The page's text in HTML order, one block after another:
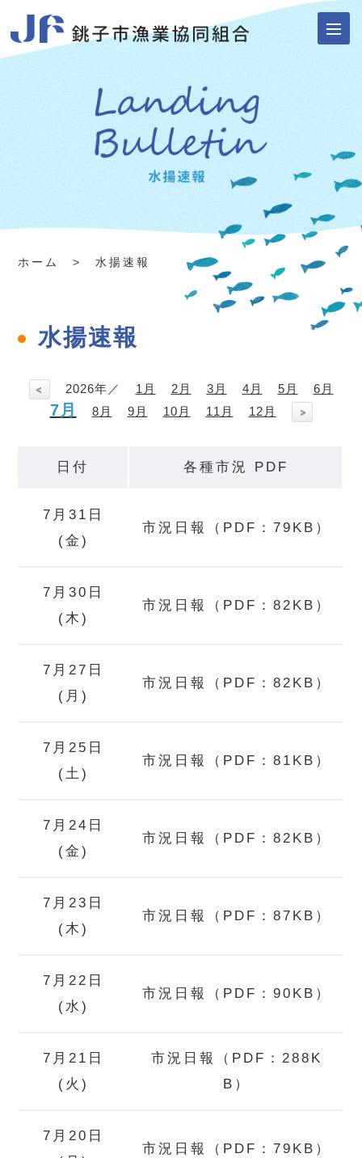
ホーム > 水揚速報
水揚速報
2026年／ 1月 2月 3月 4月 5月 6月
7月 8月 9月 10月 11月 12月
日付 各種市況 PDF
7月31日
(金)
市況日報（PDF：79KB）
7月30日
(木)
市況日報（PDF：82KB）
7月27日
(月)
市況日報（PDF：82KB）
7月25日
(土)
市況日報（PDF：81KB）
7月24日
(金)
市況日報（PDF：82KB）
7月23日
(木)
市況日報（PDF：87KB）
7月22日
(水)
市況日報（PDF：90KB）
7月21日
(火)
市況日報（PDF：288K
B）
7月20日
市況日報（PDF：79KB）